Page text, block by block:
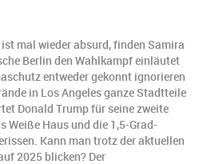
mal wieder absurd, finden Samira
Berlin den Wahlkampf einläutet
entweder gekonnt ignorieren
in Los Angeles ganze Stadtteile
Donald Trump für seine zweite
Haus und die 1,5-Grad-
Kann man trotz der aktuellen
2025 blicken? Der